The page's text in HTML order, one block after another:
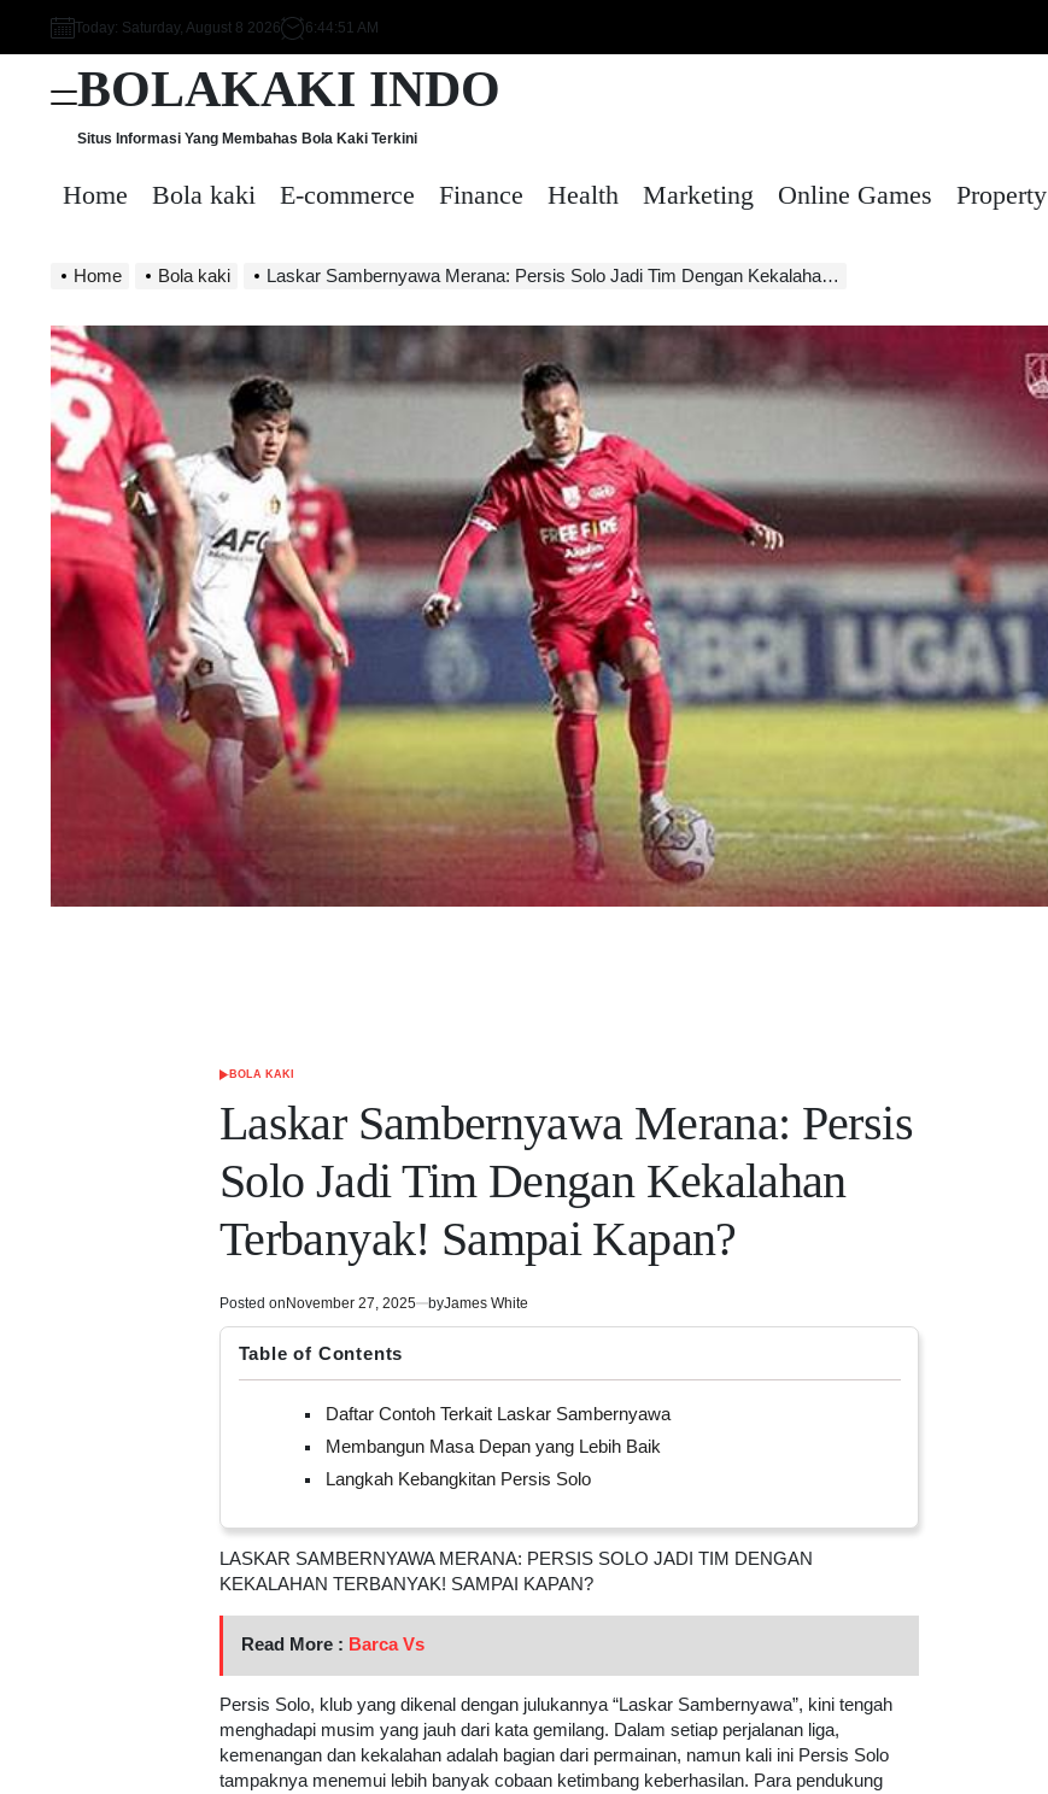
Today: Saturday, August 8 2026 6:44:52 AM
MenuBOLAKAKI INDO
Situs Informasi Yang Membahas Bola Kaki Terkini
Home Bola kaki E-commerce Finance Health Marketing Online Games Property
Home Bola kaki Laskar Sambernyawa Merana: Persis Solo Jadi Tim Dengan Kekalahan Terbanyak! Sampai Kapan?
POSTED
BOLA KAKI
Laskar Sambernyawa Merana: Persis
Solo Jadi Tim Dengan Kekalahan
Terbanyak! Sampai Kapan?
Posted on November 27, 2025 byJames White
Table of Contents
Daftar Contoh Terkait Laskar Sambernyawa
Membangun Masa Depan yang Lebih Baik
Langkah Kebangkitan Persis Solo
LASKAR SAMBERNYAWA MERANA: PERSIS SOLO JADI TIM DENGAN
KEKALAHAN TERBANYAK! SAMPAI KAPAN?
Read More : Barca Vs
Persis Solo, klub yang dikenal dengan julukannya “Laskar Sambernyawa”, kini tengah
menghadapi musim yang jauh dari kata gemilang. Dalam setiap perjalanan liga,
kemenangan dan kekalahan adalah bagian dari permainan, namun kali ini Persis Solo
tampaknya menemui lebih banyak cobaan ketimbang keberhasilan. Para pendukung